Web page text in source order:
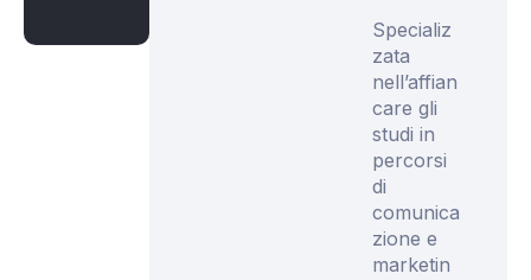
Specializ
zata
nell’affian
care gli
studi in
percorsi
di
comunica
zione e
marketin